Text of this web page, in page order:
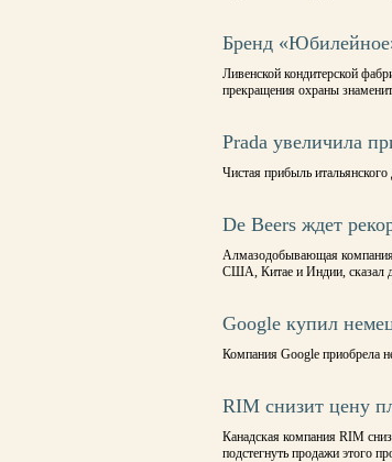
Бренд
Ливенской кондитерской
прекращения охраны
Prada увеличила
Чистая прибыль
De Beers ждет
Алмазодобывающая компания
США, Китае и Индии, сказал
Google купил
Компания Google приобрела
RIM снизит цену
Канадская компания RIM
подстегнуть продажи этого